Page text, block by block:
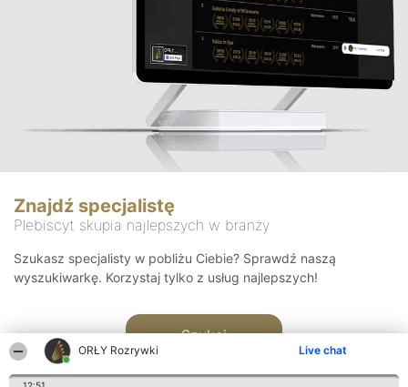
ORŁY Rozrywki Live chat
Znajdź specjalistę
Plebiscyt skupia najlepszych w branży
Szukasz specjalisty w pobliżu Ciebie? Sprawdź naszą
wyszukiwarkę. Korzystaj tylko z usług najlepszych!
Szukaj